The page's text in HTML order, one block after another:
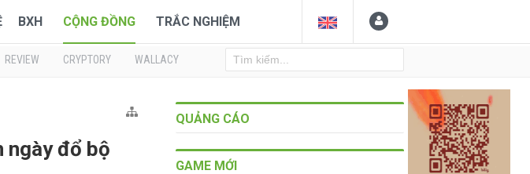
BXH CỘNG ĐỒNG TRẮC NGHIỆM
REVIEW CRYPTORY WALLACY
ngày đổ bộ
QUẢNG CÁO
GAME MỚI